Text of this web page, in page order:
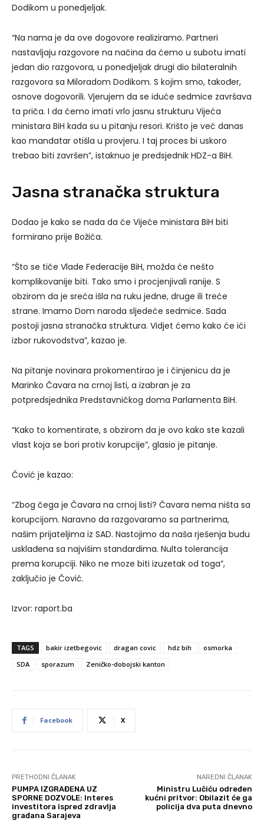
Dodikom u ponedjeljak.
“Na nama je da ove dogovore realiziramo. Partneri
nastavljaju razgovore na načina da ćemo u subotu imati
jedan dio razgovora, u ponedjeljak drugi dio bilateralnih
razgovora sa Miloradom Dodikom. S kojim smo, također,
osnove dogovorili. Vjerujem da se iduće sedmice završava
ta priča. I da ćemo imati vrlo jasnu strukturu Vijeća
ministara BiH kada su u pitanju resori. Krišto je već danas
kao mandatar otišla u provjeru. I taj proces bi uskoro
trebao biti završen”, istaknuo je predsjednik HDZ-a BiH.
Jasna stranačka struktura
Dodao je kako se nada da će Vijeće ministara BiH biti
formirano prije Božića.
“Što se tiče Vlade Federacije BiH, možda će nešto
komplikovanije biti. Tako smo i procjenjivali ranije. S
obzirom da je sreća išla na ruku jedne, druge ili treće
strane. Imamo Dom naroda sljedeće sedmice. Sada
postoji jasna stranačka struktura. Vidjet ćemo kako će ići
izbor rukovodstva”, kazao je.
Na pitanje novinara prokomentirao je i činjenicu da je
Marinko Čavara na crnoj listi, a izabran je za
potpredsjednika Predstavničkog doma Parlamenta BiH.
“Kako to komentirate, s obzirom da je ovo kako ste kazali
vlast koja se bori protiv korupcije”, glasio je pitanje.
Čović je kazao:
“Zbog čega je Čavara na crnoj listi? Čavara nema ništa sa
korupcijom. Naravno da razgovaramo sa partnerima,
našim prijateljima iz SAD. Nastojimo da naša rješenja budu
usklađena sa najvišim standardima. Nulta tolerancija
prema korupciji. Niko ne moze biti izuzetak od toga”,
zaključio je Čović.
Izvor: raport.ba
TAGS bakir izetbegovic dragan covic hdz bih
osmorka
SDA
sporazum Zeničko-dobojski kanton
Facebook X
PRETHODNI ČLANAK
PUMPA IZGRAĐENA UZ
SPORNE DOZVOLE: Interes
investitora ispred zdravlja
građana Sarajeva
NAREDNI ČLANAK
Ministru Lučiću određen
kućni pritvor: Obilazit će ga
policija dva puta dnevno